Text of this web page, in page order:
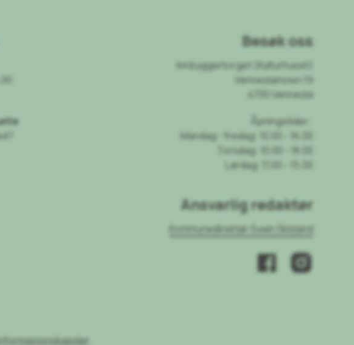
Besøk oss
Innbyggertorget (Kulturhuset)
Venneslamoen 19
4700 Vennesla
Åpningstider:
Mandag - fredag: 10.00 - 16.00
Torsdag: 10.00 - 18.00
Lørdag: 11.00 - 15.00
Ansvarlig redaktør
Kommunedirektør Svein Skisland